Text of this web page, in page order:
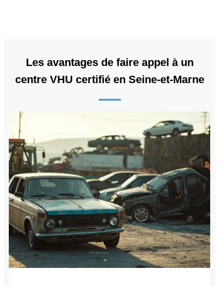
Les avantages de faire appel à un
centre VHU certifié en Seine-et-Marne